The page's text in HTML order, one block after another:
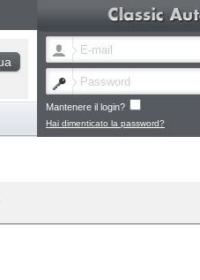
Mantenere il login?
Hai dimenticato la password?